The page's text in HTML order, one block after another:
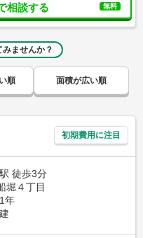
相談する 無料
ませんか？
順 面積が広い順
初期費用に注目
徒歩3分
堀４丁目
年